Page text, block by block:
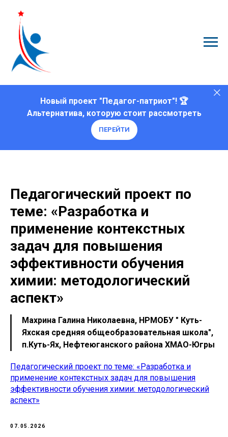
Новый проект "Педагог-патриот"! 🏆
Альтернатива, которую стоит рассмотреть
ПЕРЕЙТИ
Педагогический проект по
теме: «Разработка и
применение контекстных
задач для повышения
эффективности обучения
химии: методологический
аспект»
Махрина Галина Николаевна, НРМОБУ " Куть-
Яхская средняя общеобразовательная школа",
п.Куть-Ях, Нефтеюганского района ХМАО-Югры
Педагогический проект по теме: «Разработка и
применение контекстных задач для повышения
эффективности обучения химии: методологический
аспект»
07.05.2026